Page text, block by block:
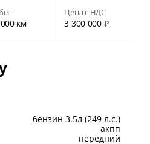
км
Цена с НДС
3 300 000 ₽
бензин 3.5л (249 л.с.)
акпп
передний